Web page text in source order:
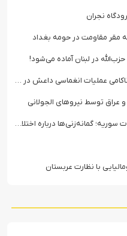
نجران
مقر مقاومت در حومه بغداد
در لبنان آماده می‌شود!
عملیات انغماسی داعش در رقه
توسط نیروهای الجولانی
درباره اختلافات در ساختار امنیتی